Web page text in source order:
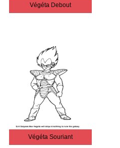
Végéta Debout
Végéta Souriant